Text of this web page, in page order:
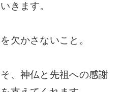
きます。
欠かさないこと。
、神仏と先祖への感謝